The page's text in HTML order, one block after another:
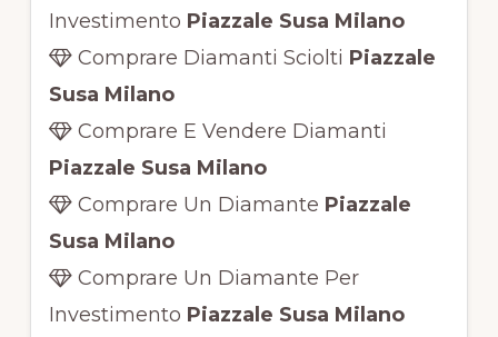
Investimento Piazzale Susa Milano
Comprare Diamanti Sciolti Piazzale
Susa Milano
Comprare E Vendere Diamanti
Piazzale Susa Milano
Comprare Un Diamante Piazzale
Susa Milano
Comprare Un Diamante Per
Investimento Piazzale Susa Milano